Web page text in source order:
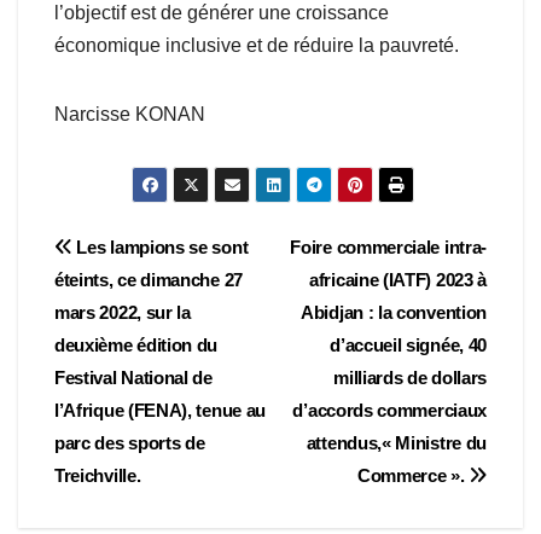
l’objectif est de générer une croissance
économique inclusive et de réduire la pauvreté.
Narcisse KONAN
Navigation
de
l’article
Foire commerciale intra-
africaine (IATF) 2023 à
Abidjan : la convention
d’accueil signée, 40
milliards de dollars
d’accords commerciaux
attendus,« Ministre du
Commerce ».
Les lampions se sont
éteints, ce dimanche 27
mars 2022, sur la
deuxième édition du
Festival National de
l’Afrique (FENA), tenue au
parc des sports de
Treichville.